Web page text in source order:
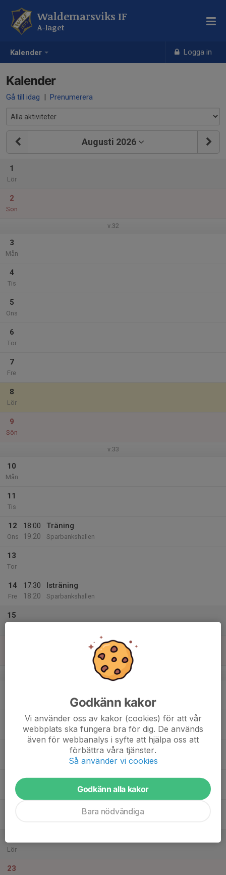
Kalender Logga in
Waldemarsviks IF
A-laget
Kalender
Gå till idag | Prenumerera
Augusti 2026
1
Lör
2
Sön
v.32
3
Mån
4
Tis
5
Ons
6
Tor
7
Fre
8
Lör
9
Sön
v.33
10
Mån
11
Tis
12
Ons
18:00
19:20
Träning
Sparbankshallen
13
Tor
14
Fre
17:30
18:20
Isträning
Sparbankshallen
15
v.34
Spabankshallen
Isträning
Spabankshallen
Tor
Lör
23
Godkänn kakor
Vi använder oss av kakor (cookies) för att vår
webbplats ska fungera bra för dig. De används
även för webbanalys i syfte att hjälpa oss att
förbättra våra tjänster.
Så använder vi cookies
Godkänn alla kakor
Bara nödvändiga